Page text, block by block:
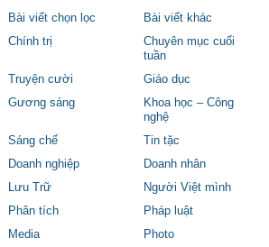
Bài viết chọn lọc
Bài viết khác
Chính trị
Chuyên mục cuối
tuần
Truyện cười
Giáo dục
Gương sáng
Khoa học – Công
nghệ
Sáng chế
Tin tặc
Doanh nghiệp
Doanh nhân
Lưu Trữ
Người Việt mình
Phân tích
Pháp luật
Media
Photo